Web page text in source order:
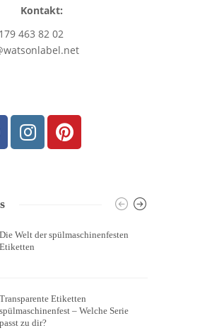
Kontakt:
463 82 02
Die Welt der spülmaschinenfesten
Etiketten
Transparente Etiketten
spülmaschinenfest – Welche Serie
passt zu dir?